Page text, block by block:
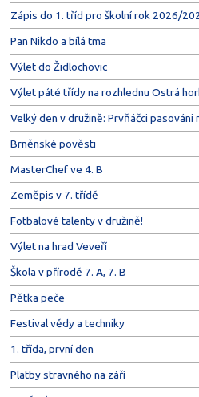
Zápis do 1. tříd pro školní rok 2026/
Pan Nikdo a bílá tma
Výlet do Židlochovic
Výlet páté třídy na rozhlednu Ostrá
Velký den v družině: Prvňáčci pasováni
Brněnské pověsti
MasterChef ve 4. B
Zeměpis v 7. třídě
Fotbalové talenty v družině!
Výlet na hrad Veveří
Škola v přírodě 7. A, 7. B
Pětka peče
Festival vědy a techniky
1. třída, první den
Platby stravného na září